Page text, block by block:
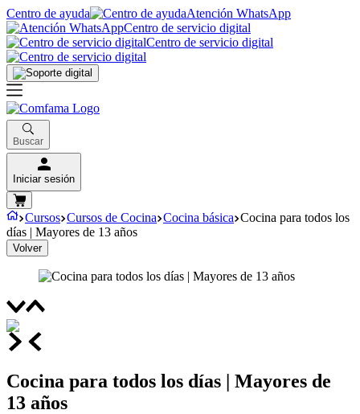
Centro de ayuda
Atención WhatsApp
Centro de servicio digital
Centro de servicio digital
Buscar
Iniciar sesión
Cursos Cursos de Cocina Cocina básica Cocina para todos los
días | Mayores de 13 años
Volver
Cocina para todos los días | Mayores de
13 años